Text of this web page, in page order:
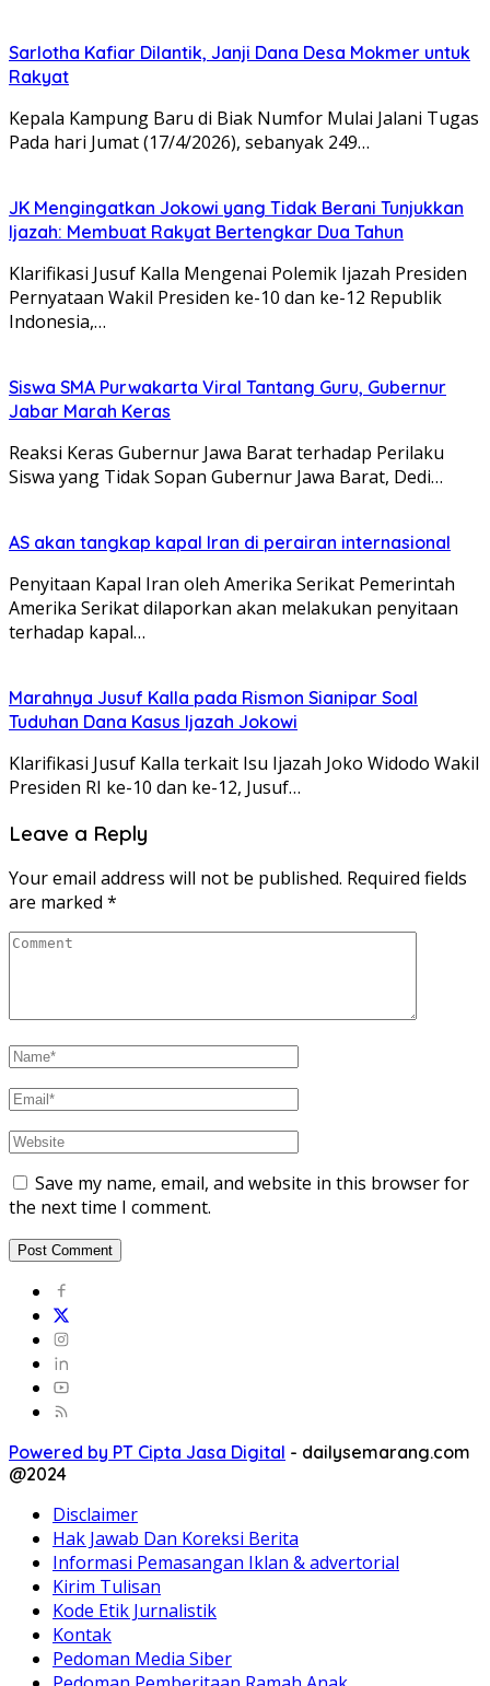
Sarlotha Kafiar Dilantik, Janji Dana Desa Mokmer untuk
Rakyat
Kepala Kampung Baru di Biak Numfor Mulai Jalani Tugas
Pada hari Jumat (17/4/2026), sebanyak 249…
JK Mengingatkan Jokowi yang Tidak Berani Tunjukkan
Ijazah: Membuat Rakyat Bertengkar Dua Tahun
Klarifikasi Jusuf Kalla Mengenai Polemik Ijazah Presiden
Pernyataan Wakil Presiden ke-10 dan ke-12 Republik
Indonesia,…
Siswa SMA Purwakarta Viral Tantang Guru, Gubernur
Jabar Marah Keras
Reaksi Keras Gubernur Jawa Barat terhadap Perilaku
Siswa yang Tidak Sopan Gubernur Jawa Barat, Dedi…
AS akan tangkap kapal Iran di perairan internasional
Penyitaan Kapal Iran oleh Amerika Serikat Pemerintah
Amerika Serikat dilaporkan akan melakukan penyitaan
terhadap kapal…
Marahnya Jusuf Kalla pada Rismon Sianipar Soal
Tuduhan Dana Kasus Ijazah Jokowi
Klarifikasi Jusuf Kalla terkait Isu Ijazah Joko Widodo Wakil
Presiden RI ke-10 dan ke-12, Jusuf…
Leave a Reply
Your email address will not be published. Required fields
are marked *
Save my name, email, and website in this browser for
the next time I comment.
Powered by PT Cipta Jasa Digital - dailysemarang.com
@2024
Disclaimer
Hak Jawab Dan Koreksi Berita
Informasi Pemasangan Iklan & advertorial
Kirim Tulisan
Kode Etik Jurnalistik
Kontak
Pedoman Media Siber